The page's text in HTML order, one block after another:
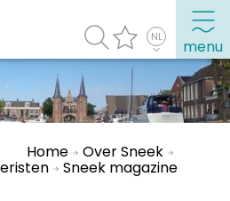
menu
Home Over Sneek
Sneek magazine